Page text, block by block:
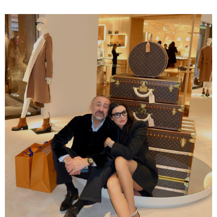
"ნია იმნაძის ტელეფონი
გასუფთავებული იყო და ერთ
მოწყობილობაზე შეერთების
შემდეგ ბევრი რამ აღდგა..." - ეკა
კუპატაძე
"ამ სიტყვებზე პასუხს ვაგებ!" - რას
ამბობს აფხაზეთის ომის ვეტერანი
მალხაზ თოფურია გიორგი
ბარამიძეზე?
"ესეც შეპირებული დრონის
კადრები" - რა კადრებს აქვეყნებს
კობა ახალაძე მლეთიდან, სადაც
12 წლის წინ გურამ დადიანიძე
გაუჩინარდა?